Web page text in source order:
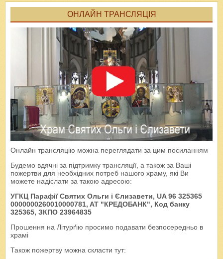
ОНЛАЙН ТРАНСЛЯЦІЯ
Онлайн трансляцію можна переглядати за цим посиланням
Будемо вдячні за підтримку трансляції, а також за Ваші
пожертви для необхідних потреб нашого храму, які Ви
можете надіслати за такою адресою:
УГКЦ Парафії Святих Ольги і Єлизавети, UA 96 325365
0000000260010000781, AT "КРЕДОБАНК", Код банку
325365, ЗКПО 23964835
Прошення на Літурґію просимо подавати безпосередньо в
храмі
Також пожертву можна скласти тут: